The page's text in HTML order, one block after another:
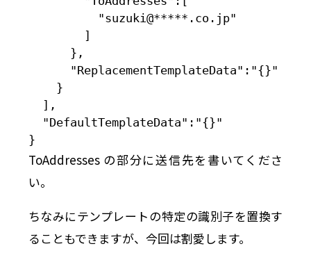
          "suzuki@*****.co.jp"
        ]
      },
      "ReplacementTemplateData":"{}"
    }
  ],
  "DefaultTemplateData":"{}"
}
ToAddresses の部分に送信先を書いてくださ
い。
ちなみにテンプレートの特定の識別子を置換す
ることもできますが、今回は割愛します。